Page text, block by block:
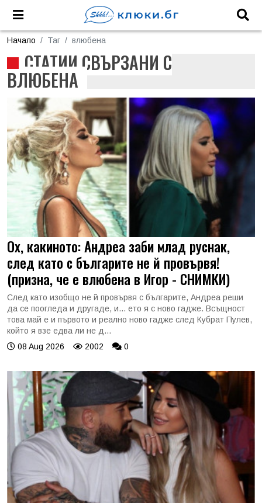
Начало Таг влюбена
СТАТИИ СВЪРЗАНИ С
ВЛЮБЕНА
Ох, какиното: Андреа заби млад руснак,
след като с българите не й провървя!
(призна, че е влюбена в Игор - СНИМКИ)
След като изобщо не й провървя с българите, Андреа реши
да се поогледа и другаде, и... ето я с ново гадже. Всъщност
това май е и първото и реално ново гадже след Кубрат Пулев,
който я взе едва ли не д...
08 Aug 2026
2002 0